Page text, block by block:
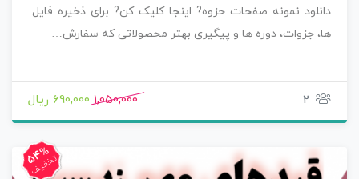
دانلود نمونه صفحات حزوه? اینجا کلیک کن? برای ذخیره فایل
ها، جزوات، دوره ها و پیگیری بهتر محصولاتی که سفارش…
2
1,050,000 690,000 ریال
54%
تخفیف